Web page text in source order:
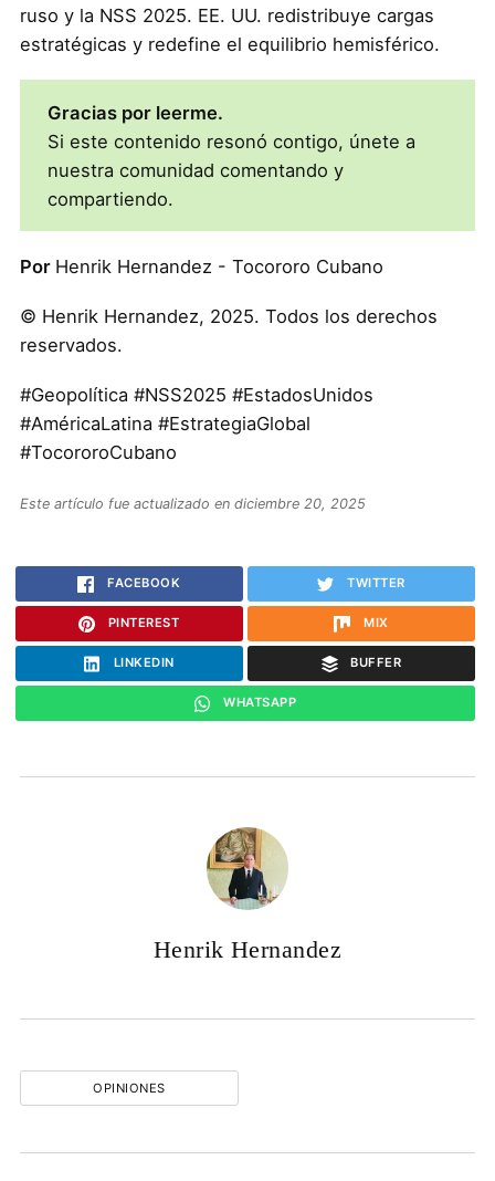
ruso y la NSS 2025. EE. UU. redistribuye cargas
estratégicas y redefine el equilibrio hemisférico.
Gracias por leerme.
Si este contenido resonó contigo, únete a
nuestra comunidad comentando y
compartiendo.
Por Henrik Hernandez - Tocororo Cubano
© Henrik Hernandez, 2025. Todos los derechos
reservados.
#Geopolítica #NSS2025 #EstadosUnidos
#AméricaLatina #EstrategiaGlobal
#TocororoCubano
Este artículo fue actualizado en diciembre 20, 2025
FACEBOOK TWITTER
PINTEREST MIX
LINKEDIN BUFFER
WHATSAPP
Henrik Hernandez
OPINIONES